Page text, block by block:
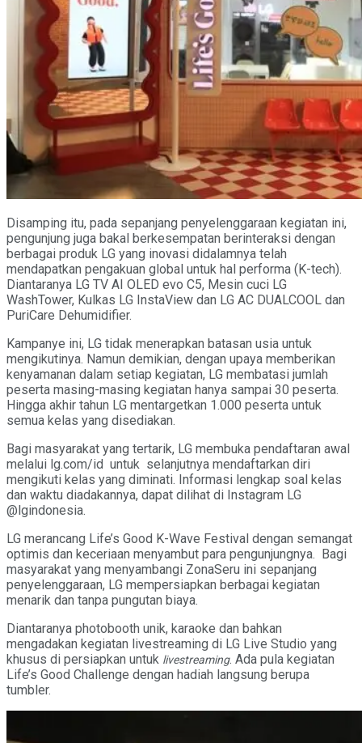
Disamping itu, pada sepanjang penyelenggaraan kegiatan ini,
pengunjung juga bakal berkesempatan berinteraksi dengan
berbagai produk LG yang inovasi didalamnya telah
mendapatkan pengakuan global untuk hal performa (K-tech).
Diantaranya LG TV AI OLED evo C5, Mesin cuci LG
WashTower, Kulkas LG InstaView dan LG AC DUALCOOL dan
PuriCare Dehumidifier.
Kampanye ini, LG tidak menerapkan batasan usia untuk
mengikutinya. Namun demikian, dengan upaya memberikan
kenyamanan dalam setiap kegiatan, LG membatasi jumlah
peserta masing-masing kegiatan hanya sampai 30 peserta.
Hingga akhir tahun LG mentargetkan 1.000 peserta untuk
semua kelas yang disediakan.
Bagi masyarakat yang tertarik, LG membuka pendaftaran awal
melalui lg.com/id untuk selanjutnya mendaftarkan diri
mengikuti kelas yang diminati. Informasi lengkap soal kelas
dan waktu diadakannya, dapat dilihat di Instagram LG
@lgindonesia.
LG merancang Life’s Good K-Wave Festival dengan semangat
optimis dan keceriaan menyambut para pengunjungnya. Bagi
masyarakat yang menyambangi ZonaSeru ini sepanjang
penyelenggaraan, LG mempersiapkan berbagai kegiatan
menarik dan tanpa pungutan biaya.
Diantaranya photobooth unik, karaoke dan bahkan
mengadakan kegiatan livestreaming di LG Live Studio yang
khusus di persiapkan untuk livestreaming. Ada pula kegiatan
Life’s Good Challenge dengan hadiah langsung berupa
tumbler.